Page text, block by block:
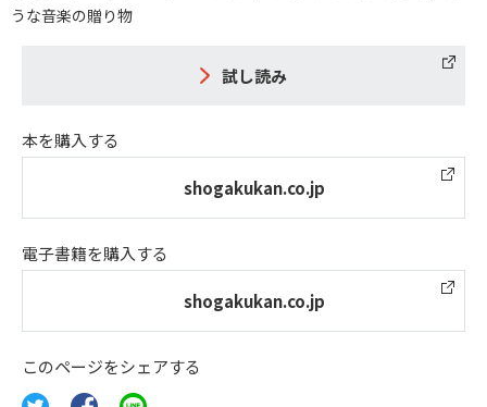
うな音楽の贈り物
試し読み
本を購入する
shogakukan.co.jp
電子書籍を購入する
shogakukan.co.jp
このページをシェアする